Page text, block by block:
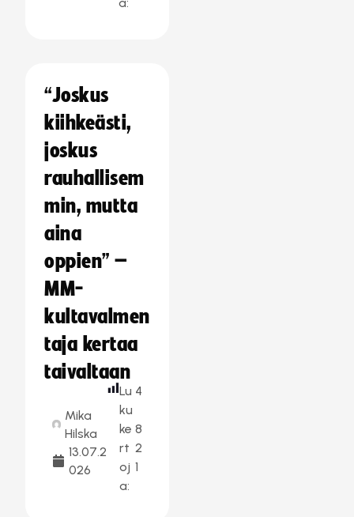
“Joskus
kiihkeästi,
joskus
rauhallisem
min, mutta
aina
oppien” –
MM-
kultavalmen
taja kertaa
taivaltaan
Mika
Hilska
13.07.2
026
Lu
ku
ke
rt
oj
a:
4
8
2
1